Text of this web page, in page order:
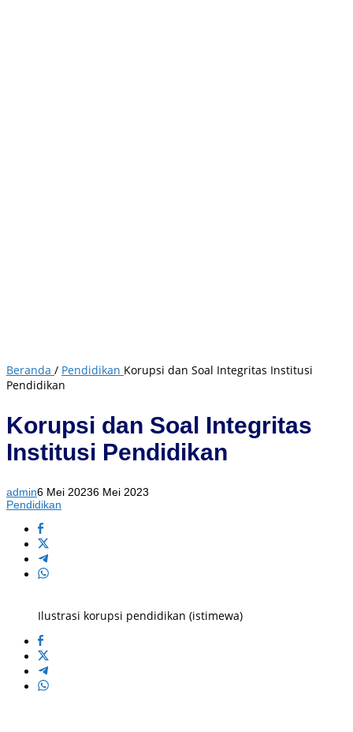
Beranda / Pendidikan Korupsi dan Soal Integritas Institusi
Pendidikan
Korupsi dan Soal Integritas
Institusi Pendidikan
admin6 Mei 20236 Mei 2023
Pendidikan
Ilustrasi korupsi pendidikan (istimewa)